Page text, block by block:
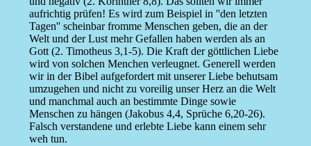
aufrichtig prüfen! Es wird zum Beispiel in ''den letzten
Tagen'' scheinbar fromme Menschen geben, die an der
Welt und der Lust mehr Gefallen haben werden als an
Gott (2. Timotheus 3,1-5). Die Kraft der göttlichen Liebe
wird von solchen Menchen verleugnet. Generell werden
wir in der Bibel aufgefordert mit unserer Liebe behutsam
umzugehen und nicht zu voreilig unser Herz an die Welt
und manchmal auch an bestimmte Dinge sowie
Menschen zu hängen (Jakobus 4,4, Sprüche 6,20-26).
Falsch verstandene und erlebte Liebe kann einem sehr
weh tun.